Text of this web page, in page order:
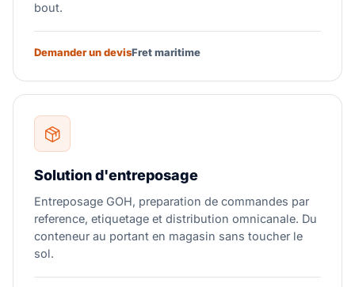
bout.
Demander un devisFret maritime
Solution d'entreposage
Entreposage GOH, preparation de commandes par
reference, etiquetage et distribution omnicanale. Du
conteneur au portant en magasin sans toucher le
sol.